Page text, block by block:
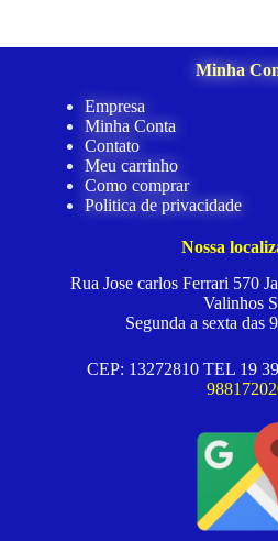
Minha
Empresa
Minha Conta
Contato
Meu carrinho
Como comprar
Politica de privacidade
Nossa
Rua Jose carlos Ferrari 570
Valinhos
Segunda a sexta das
CEP: 13272810 TEL 19